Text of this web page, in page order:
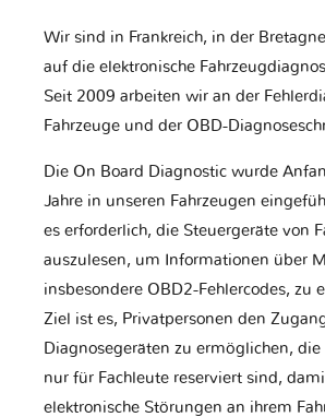
Wir sind in Frankreich, in der
auf die elektronische
Seit 2009 arbeiten wir an der
Fahrzeuge und der OBD-
Die On Board Diagnostic wurde
Jahre in unseren Fahrzeugen
es erforderlich, die Steuergeräte von
auszulesen, um Informationen über
insbesondere OBD2-Fehlercodes, zu
Ziel ist es, Privatpersonen den
Diagnosegeräten zu ermöglichen,
nur für Fachleute reserviert sind,
elektronische Störungen an ihrem